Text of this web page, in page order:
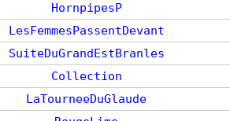
HornpipesP
LesFemmesPassentDevant
SuiteDuGrandEstBranles
Collection
LaTourneeDuGlaude